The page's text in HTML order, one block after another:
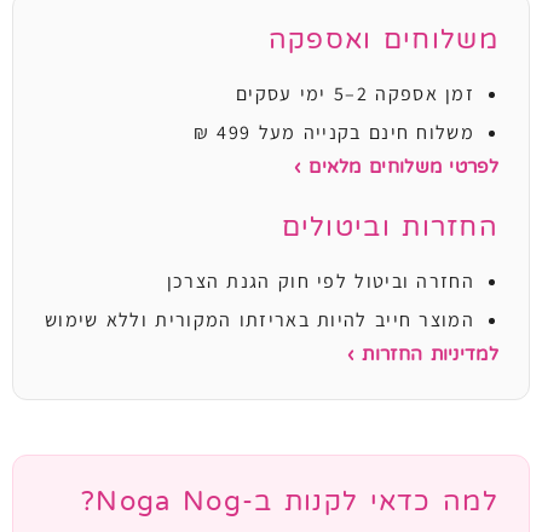
משלוחים ואספקה
זמן אספקה 2–5 ימי עסקים
משלוח חינם בקנייה מעל 499 ₪
לפרטי משלוחים מלאים ›
החזרות וביטולים
החזרה וביטול לפי חוק הגנת הצרכן
המוצר חייב להיות באריזתו המקורית וללא שימוש
למדיניות החזרות ›
למה כדאי לקנות ב-Noga Nog?